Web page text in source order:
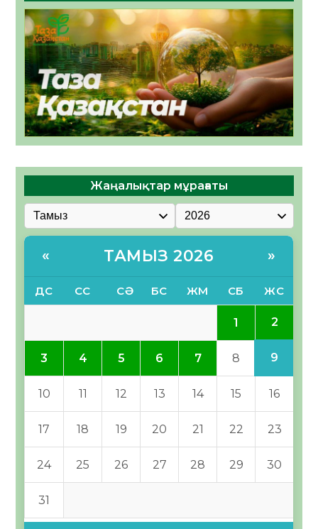
Жаңалықтар мұрағаты
« ТАМЫЗ 2026 »
ДС СС СӘ БС ЖМ СБ ЖС
1 2
3 4 5 6 7 8 9
10 11 12 13 14 15 16
17 18 19 20 21 22 23
24 25 26 27 28 29 30
31